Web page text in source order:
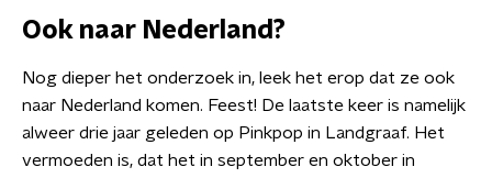
Ook naar Nederland?
Nog dieper het onderzoek in, leek het erop dat ze ook
naar Nederland komen. Feest! De laatste keer is namelijk
alweer drie jaar geleden op Pinkpop in Landgraaf. Het
vermoeden is, dat het in september en oktober in